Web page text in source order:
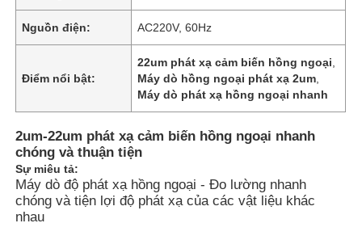
Nguồn điện: AC220V, 60Hz
Điểm nổi bật:
22um phát xạ cảm biến hồng ngoại
Máy dò hồng ngoại phát xạ 2um
Máy dò phát xạ hồng ngoại nhanh
2um-22um phát xạ cảm biến hồng ngoại nhanh
chóng và thuận tiện
Sự miêu tả:
Máy dò độ phát xạ hồng ngoại - Đo lường nhanh
chóng và tiện lợi độ phát xạ của các vật liệu khác
nhau